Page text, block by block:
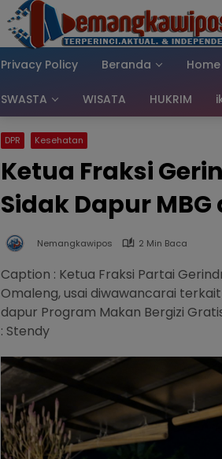
Privacy Policy Beranda Home
SWASTA WISATA HUKRIM
DPR Kesehatan
Ketua Fraksi
Sidak Dapur
Nemangkawipos 2 Min Baca
Caption : Ketua Fraksi Partai
Omaleng, usai diwawancarai
dapur Program Makan Bergizi
: Stendy